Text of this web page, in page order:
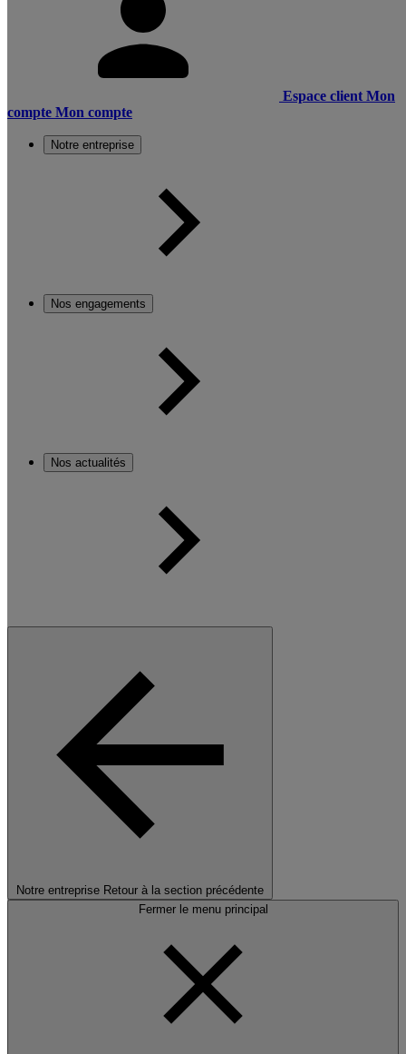
Espace client Mon
compte Mon compte
Notre entreprise
Nos engagements
Nos actualités
Notre entreprise Retour à la section précédente
Fermer le menu principal